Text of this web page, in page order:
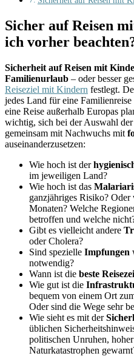
Sicher auf Reisen
ich vorher
Sicherheit auf Reisen mit
Familienurlaub – oder besser
Reiseziel mit Kindern festlegt.
jedes Land für eine
eine Reise außerhalb Europas
wichtig, sich bei der Auswahl der
gemeinsam mit Nachwuchs mit
auseinanderzusetzen:
Wie hoch ist der
im jeweiligen Land?
Wie hoch ist das
ganzjähriges Risiko?
Monaten? Welche
betroffen und welche
Gibt es vielleicht andere
oder Cholera?
Sind spezielle Impfungen
notwendig?
Wann ist die beste
Wie gut ist die
bequem von einem Ort
Oder sind die Wege sehr
Wie sieht es mit der
üblichen
politischen Unruhen,
Naturkatastrophen